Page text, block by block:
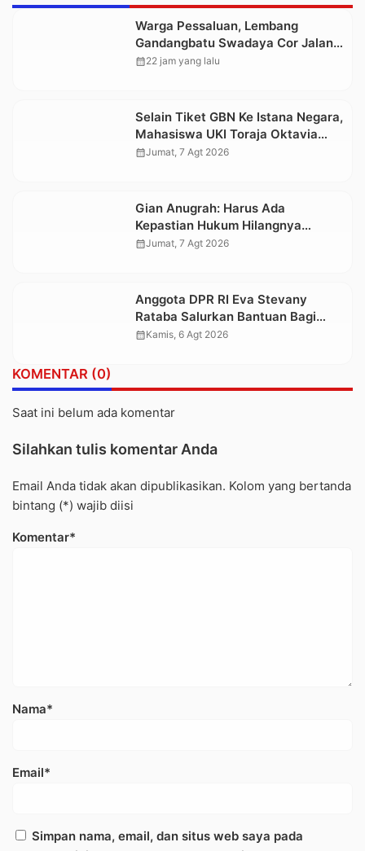
Warga Pessaluan, Lembang
Gandangbatu Swadaya Cor Jalan
Kabupaten
calendar_month22 jam yang lalu
Selain Tiket GBN Ke Istana Negara,
Mahasiswa UKI Toraja Oktavia
juga Lolos ke Pekan Seni
calendar_monthJumat, 7 Agt 2026
Gian Anugrah: Harus Ada
Kepastian Hukum Hilangnya
Stoner, Agar Keluarga tidak Larut
calendar_monthJumat, 7 Agt 2026
Anggota DPR RI Eva Stevany
Rataba Salurkan Bantuan Bagi
Warga Terdampak Longsor di
calendar_monthKamis, 6 Agt 2026
KOMENTAR (0)
Saat ini belum ada komentar
Silahkan tulis komentar Anda
Email Anda tidak akan dipublikasikan. Kolom yang bertanda
bintang (*) wajib diisi
Komentar*
Nama*
Email*
Simpan nama, email, dan situs web saya pada